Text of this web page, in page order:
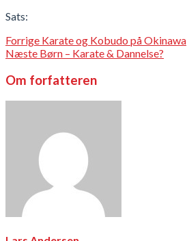
Sats:
Forrige Karate og Kobudo på Okinawa
Næste Børn – Karate & Dannelse?
Om forfatteren